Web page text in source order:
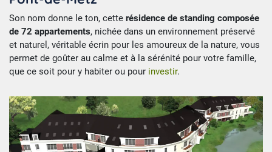
Son nom donne le ton, cette résidence de standing composée
de 72 appartements, nichée dans un environnement préservé
et naturel, véritable écrin pour les amoureux de la nature, vous
permet de goûter au calme et à la sérénité pour votre famille,
que ce soit pour y habiter ou pour investir.